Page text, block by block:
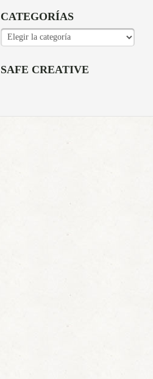
CATEGORÍAS
CATEGORÍAS
SAFE CREATIVE